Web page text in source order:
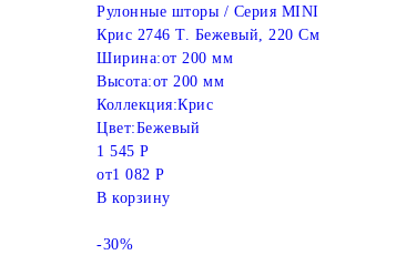
Рулонные шторы / Серия MINI
Крис 2746 Т. Бежевый, 220 См
Ширина:от 200 мм
Высота:от 200 мм
Коллекция:Крис
Цвет:Бежевый
1 545 Р
от1 082 Р
В корзину
-30%